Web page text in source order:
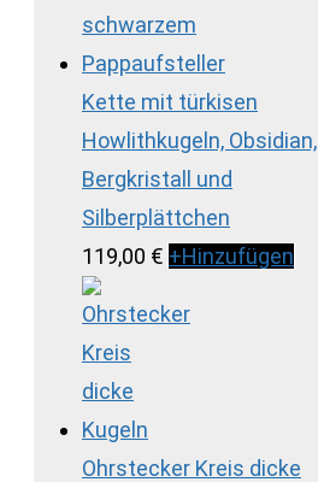
Kette mit türkisen
Howlithkugeln, Obsidian,
Bergkristall und
Silberplättchen
119,00 € +Hinzufügen
Ohrstecker Kreis dicke